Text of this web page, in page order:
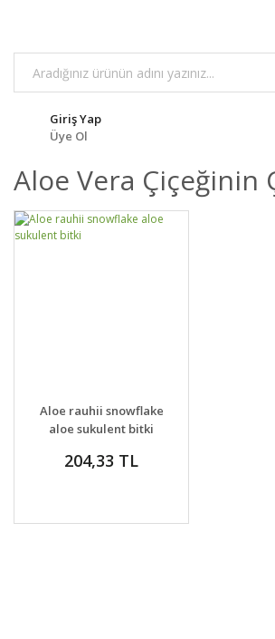
Giriş Yap
Üye Ol
Aloe Vera Çiçeğinin
DETAYLAR
VER
Aloe rauhii snowflake
aloe sukulent bitki
204,33 TL